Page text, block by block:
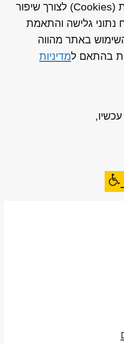
האתר משתמש בעוגיות (Cookies) לצורך שיפור
נתוני גלישה והתאמת
באתר מהווה
בהתאם למדיניות